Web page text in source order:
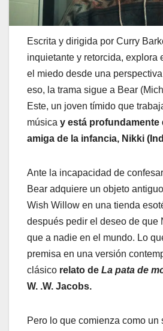
Escrita y dirigida por Curry
inquietante y retorcida, explora
el miedo desde una
eso, la trama sigue a Bear
Este, un joven tímido que
música y está profundamente
amiga de la infancia, Nikki
Ante la incapacidad de
Bear adquiere un objeto
Wish Willow en una tienda
después pedir el deseo de que
que a nadie en el mundo. Lo
premisa en una versión
clásico relato de La pata de
W. .W. Jacobs.
Pero lo que comienza como un